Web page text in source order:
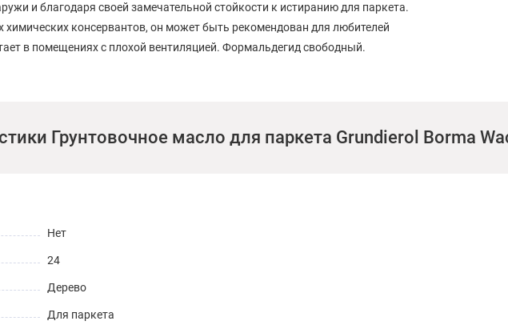
и благодаря своей замечательной стойкости к истиранию для паркета.
химических консервантов, он может быть рекомендован для любителей
в помещениях с плохой вентиляцией. Формальдегид свободный.
Грунтовочное масло для паркета Grundierol Borma
Нет
24
Дерево
Для паркета